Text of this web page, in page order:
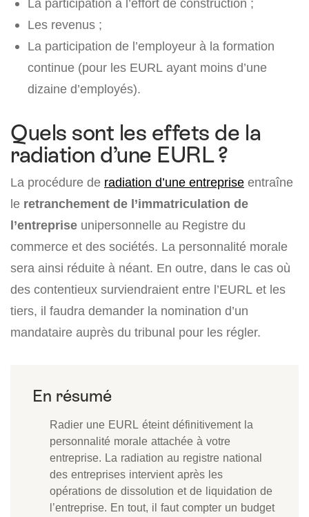
La participation à l’effort de construction ;
Les revenus ;
La participation de l’employeur à la formation
continue (pour les EURL ayant moins d’une
dizaine d’employés).
Quels sont les effets de la
radiation d’une EURL ?
La procédure de radiation d’une entreprise entraîne
le retranchement de l’immatriculation de
l’entreprise unipersonnelle au Registre du
commerce et des sociétés. La personnalité morale
sera ainsi réduite à néant. En outre, dans le cas où
des contentieux surviendraient entre l’EURL et les
tiers, il faudra demander la nomination d’un
mandataire auprès du tribunal pour les régler.
Radier une EURL éteint définitivement la
personnalité morale attachée à votre
entreprise. La radiation au registre national
des entreprises intervient après les
opérations de dissolution et de liquidation de
l’entreprise. En tout, il faut compter un budget